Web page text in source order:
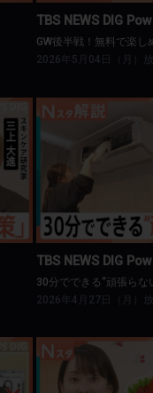
TBS NEWS DIG
2026年5月04日（月）放
30分でできる“頑
TBS NEWS DIG
30分でできる“頑張らな
2026年4月27日（月）放